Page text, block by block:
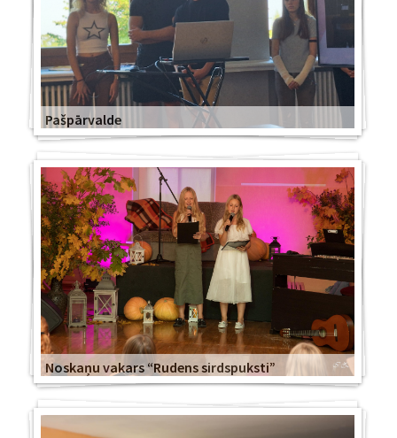
Pašpārvalde
Noskaņu vakars “Rudens sirdspuksti”